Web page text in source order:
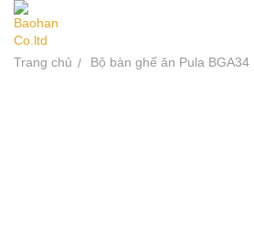
Trang chủ Bộ bàn ghế ăn Pula BGA34